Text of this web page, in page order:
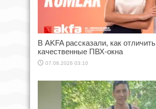
В AKFA рассказали, как отличить
качественные ПВХ-окна
07.08.2026 03:10